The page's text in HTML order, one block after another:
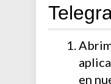
en